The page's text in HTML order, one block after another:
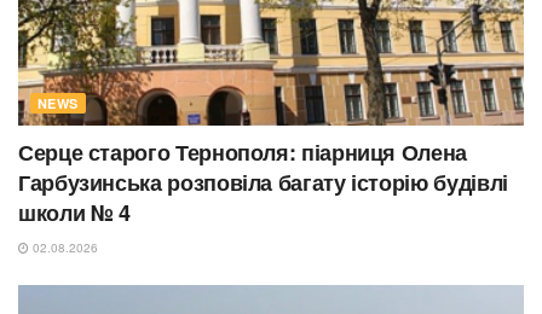
NEWS
Серце старого Тернополя: піарниця Олена
Гарбузинська розповіла багату історію будівлі
школи № 4
02.08.2026